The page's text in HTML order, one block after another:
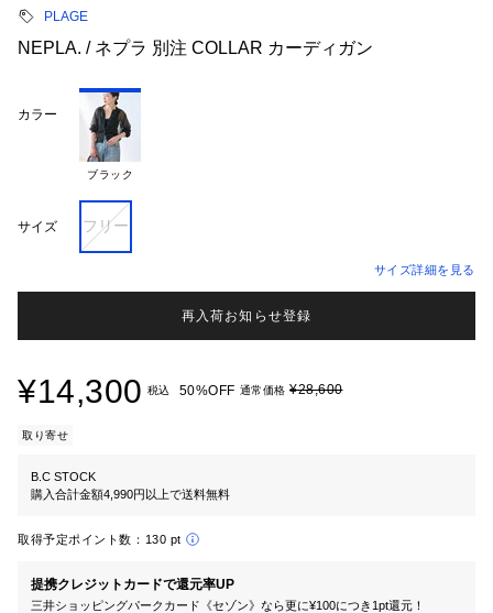
PLAGE
NEPLA. / ネプラ 別注 COLLAR カーディガン
カラー
ブラック
サイズ フリー
サイズ詳細を見る
再入荷お知らせ登録
¥14,300 税込 50%OFF 通常価格 ¥28,600
取り寄せ
B.C STOCK
購入合計金額4,990円以上で送料無料
取得予定ポイント数： 130 pt
提携クレジットカードで還元率UP
三井ショッピングパークカード《セゾン》なら更に¥100につき1pt還元！